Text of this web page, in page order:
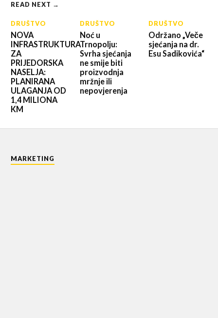
READ NEXT →
DRUŠTVO
NOVA
INFRASTRUKTURA
ZA
PRIJEDORSKA
NASELJA:
PLANIRANA
ULAGANJA OD
1,4 MILIONA
KM
DRUŠTVO
Noć u
Trnopolju:
Svrha sjećanja
ne smije biti
proizvodnja
mržnje ili
nepovjerenja
DRUŠTVO
Održano „Veče
sjećanja na dr.
Esu Sadikovića“
MARKETING